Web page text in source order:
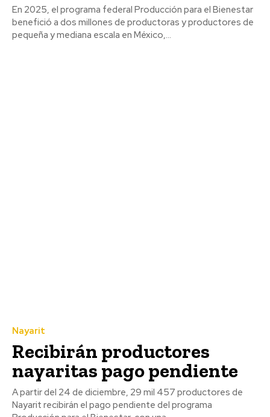
En 2025, el programa federal Producción para el Bienestar
benefició a dos millones de productoras y productores de
pequeña y mediana escala en México,...
Nayarit
Recibirán productores
nayaritas pago pendiente
A partir del 24 de diciembre, 29 mil 457 productores de
Nayarit recibirán el pago pendiente del programa